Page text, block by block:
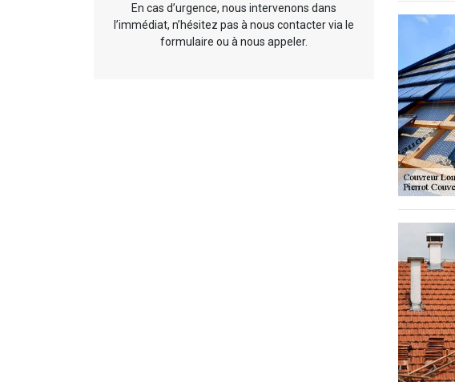
En cas d’urgence, nous intervenons dans
l’immédiat, n’hésitez pas à nous contacter via le
formulaire ou à nous appeler.